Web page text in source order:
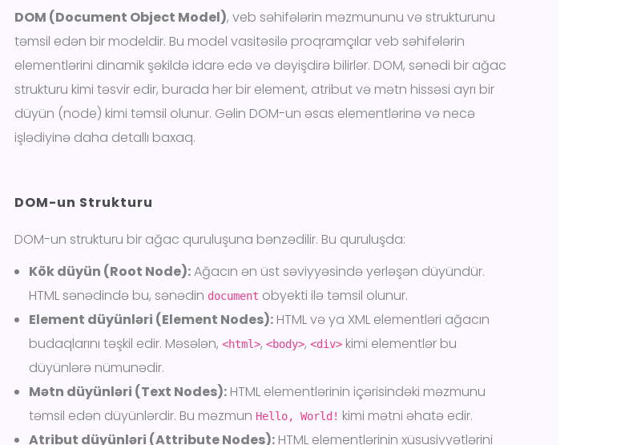
DOM (Document Object Model), veb səhifələrin məzmununu və strukturunu
təmsil edən bir modeldir. Bu model vasitəsilə proqramçılar veb səhifələrin
elementlərini dinamik şəkildə idarə edə və dəyişdirə bilirlər. DOM, sənədi bir ağac
strukturu kimi təsvir edir, burada hər bir element, atribut və mətn hissəsi ayrı bir
düyün (node) kimi təmsil olunur. Gəlin DOM-un əsas elementlərinə və necə
işlədiyinə daha detallı baxaq.
DOM-un Strukturu
DOM-un strukturu bir ağac quruluşuna bənzədilir. Bu quruluşda:
Kök düyün (Root Node):Ağacın ən üst səviyyəsində yerləşən düyündür.
HTML sənədində bu, sənədin document obyekti ilə təmsil olunur.
Element düyünləri (Element Nodes): HTML və ya XML elementləri ağacın
budaqlarını təşkil edir. Məsələn,<html>,<body>,<div> kimi elementlər bu
düyünlərə nümunədir.
Mətn düyünləri (Text Nodes): HTML elementlərinin içərisindəki məzmunu
təmsil edən düyünlərdir. Bu məzmun Hello, World! kimi mətni əhatə edir.
Atribut düyünləri (Attribute Nodes): HTML elementlərinin xüsusiyyətlərini